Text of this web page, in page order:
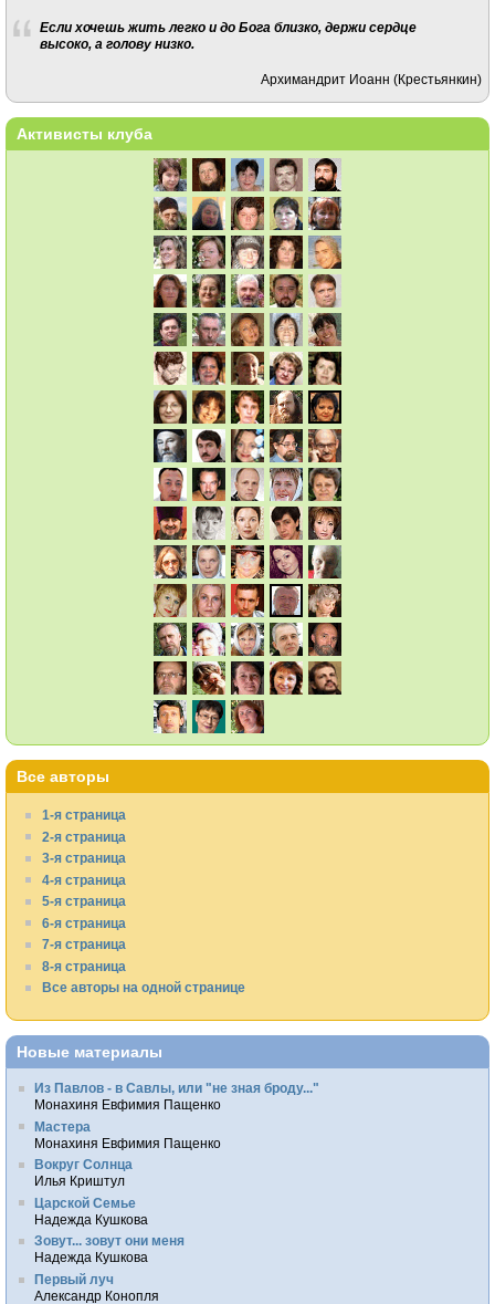
Если хочешь жить легко и до Бога близко, держи сердце
высоко, а голову низко.
Архимандрит Иоанн (Крестьянкин)
Активисты клуба
Все авторы
1-я страница
2-я страница
3-я страница
4-я страница
5-я страница
6-я страница
7-я страница
8-я страница
Все авторы на одной странице
Новые материалы
Из Павлов - в Савлы, или "не зная броду..."
Монахиня Евфимия Пащенко
Мастера
Монахиня Евфимия Пащенко
Вокруг Солнца
Илья Криштул
Царской Семье
Надежда Кушкова
Зовут... зовут они меня
Надежда Кушкова
Первый луч
Александр Конопля